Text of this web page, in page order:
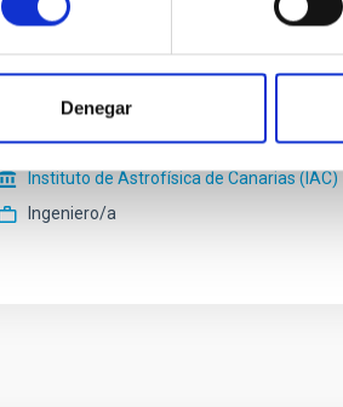
Denegar
Instituto de Astrofísica de Canarias (IAC)
Mr. Yeray José Peñate Castro
Instituto de Astrofísica de Canarias (IAC)
Ingeniero/a